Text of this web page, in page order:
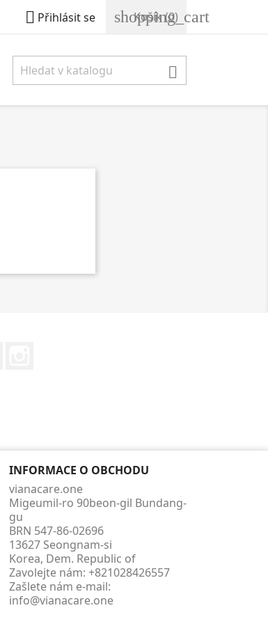
 Přihlásit se shopping_cart
Košík(0)

INFORMACE O OBCHODU
vianacare.one
Migeumil-ro 90beon-gil Bundang-
gu
BRN 547-86-02696
13627 Seongnam-si
Korea, Dem. Republic of
Zavolejte nám: +821028426557
Zašlete nám e-mail:
info@vianacare.one